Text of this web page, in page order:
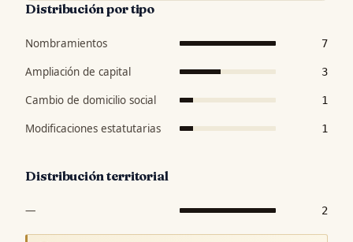
Distribución por tipo
Nombramientos 7
Ampliación de capital 3
Cambio de domicilio social 1
Modificaciones estatutarias 1
Distribución territorial
— 2